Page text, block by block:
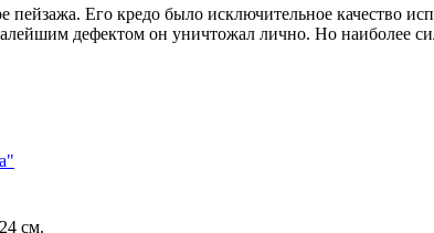
Его кредо было исключительное качество
дефектом он уничтожал лично. Но наиболее
см.